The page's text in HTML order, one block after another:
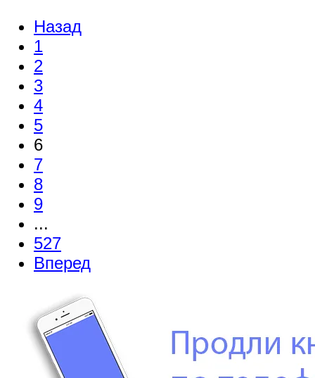
Назад
1
2
3
4
5
6
7
8
9
...
527
Вперед